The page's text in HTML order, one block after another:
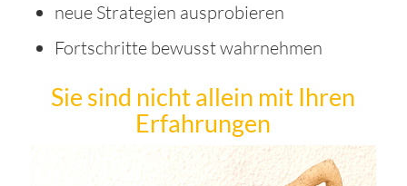
neue Strategien ausprobieren
Fortschritte bewusst wahrnehmen
Sie sind nicht allein mit Ihren
Erfahrungen